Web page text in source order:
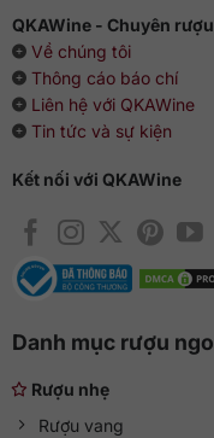
QKAWine - Chuyên
Về chúng tôi
Thông cáo báo chí
Liên hệ với QKAWine
Tin tức và sự kiện
Kết nối với QKAWine
Danh mục rượu
Rượu nhẹ
Rượu vang